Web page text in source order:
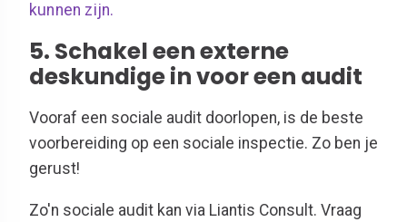
kunnen zijn.
5. Schakel een externe
deskundige in voor een audit
Vooraf een sociale audit doorlopen, is de beste
voorbereiding op een sociale inspectie. Zo ben je
gerust!
Zo'n sociale audit kan via Liantis Consult. Vraag